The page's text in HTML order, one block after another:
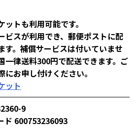
ットも利用可能です。
ビスが利用でき、郵便ポストに配
す。補償サービスは付いていませ
一律送料300円で配送できます。ご
にお申し付けください。
ット
9
ド 600753236093